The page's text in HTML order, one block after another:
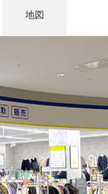
地図